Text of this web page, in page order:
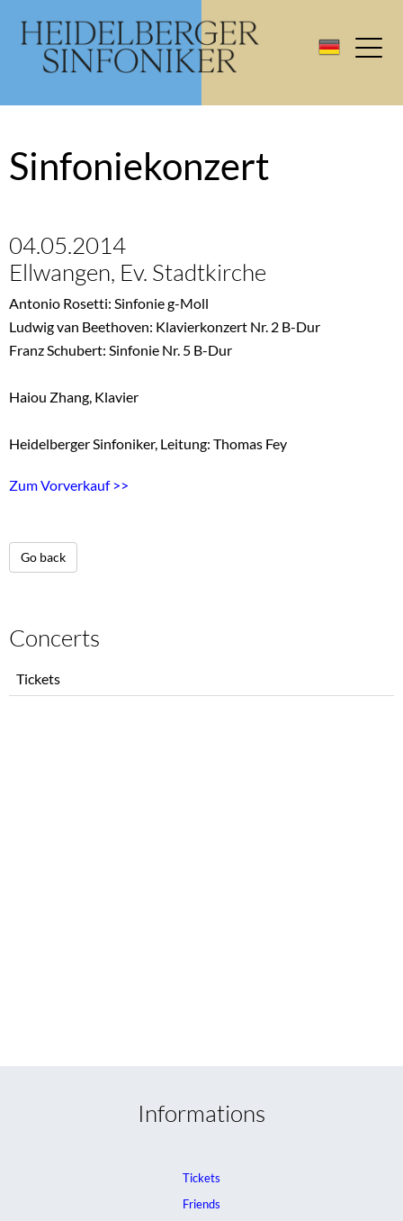
Sinfoniekonzert
04.05.2014
Ellwangen, Ev. Stadtkirche
Antonio Rosetti: Sinfonie g-Moll
Ludwig van Beethoven: Klavierkonzert Nr. 2 B-Dur
Franz Schubert: Sinfonie Nr. 5 B-Dur
Haiou Zhang, Klavier
Heidelberger Sinfoniker, Leitung: Thomas Fey
Zum Vorverkauf >>
Go back
Concerts
navigation
Tickets
Informations
Tickets
Friends